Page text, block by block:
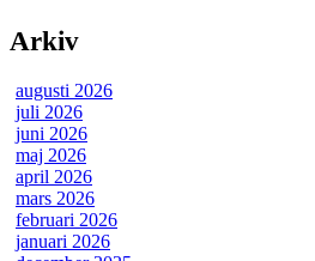
Arkiv
augusti 2026
juli 2026
juni 2026
maj 2026
april 2026
mars 2026
februari 2026
januari 2026